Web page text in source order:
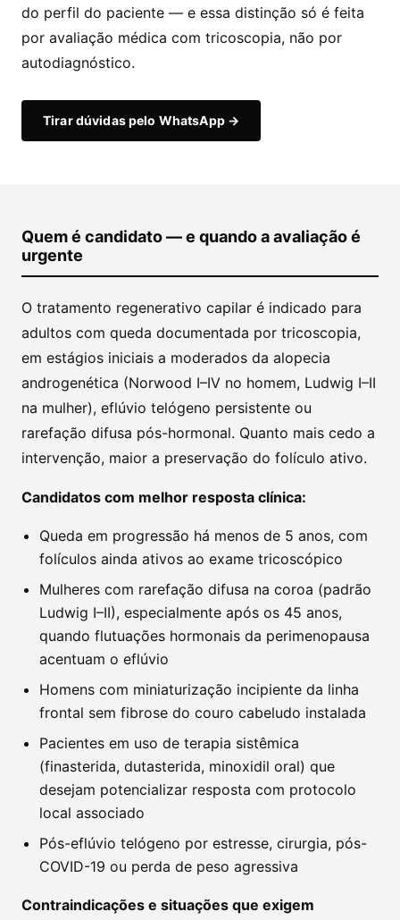
do perfil do paciente — e essa distinção só é feita
por avaliação médica com tricoscopia, não por
autodiagnóstico.
Tirar dúvidas pelo WhatsApp →
Quem é candidato — e quando a avaliação é
urgente
O tratamento regenerativo capilar é indicado para
adultos com queda documentada por tricoscopia,
em estágios iniciais a moderados da alopecia
androgenética (Norwood I–IV no homem, Ludwig I–II
na mulher), eflúvio telógeno persistente ou
rarefação difusa pós-hormonal. Quanto mais cedo a
intervenção, maior a preservação do folículo ativo.
Candidatos com melhor resposta clínica:
Queda em progressão há menos de 5 anos, com
folículos ainda ativos ao exame tricoscópico
Mulheres com rarefação difusa na coroa (padrão
Ludwig I–II), especialmente após os 45 anos,
quando flutuações hormonais da perimenopausa
acentuam o eflúvio
Homens com miniaturização incipiente da linha
frontal sem fibrose do couro cabeludo instalada
Pacientes em uso de terapia sistêmica
(finasterida, dutasterida, minoxidil oral) que
desejam potencializar resposta com protocolo
local associado
Pós-eflúvio telógeno por estresse, cirurgia, pós-
COVID-19 ou perda de peso agressiva
Contraindicações e situações que exigem